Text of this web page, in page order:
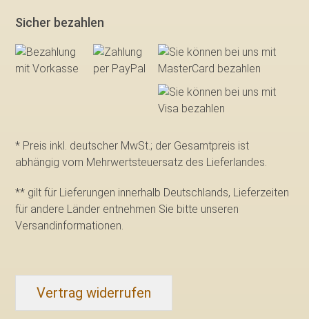
Sicher bezahlen
* Preis inkl. deutscher MwSt.; der Gesamtpreis ist
abhängig vom Mehrwertsteuersatz des Lieferlandes.
** gilt für Lieferungen innerhalb Deutschlands, Lieferzeiten
für andere Länder entnehmen Sie bitte unseren
Versandinformationen.
Vertrag widerrufen